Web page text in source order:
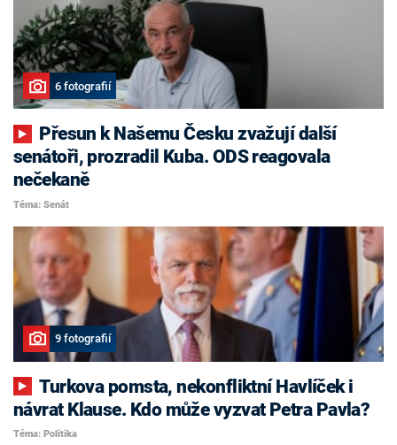
6 fotografií
senátoři, prozradil Kuba. ODS reagovala
nečekaně
Téma: Senát
9 fotografií
Turkova pomsta, nekonfliktní Havlíček i
návrat Klause. Kdo může vyzvat Petra Pavla?
Téma: Politika